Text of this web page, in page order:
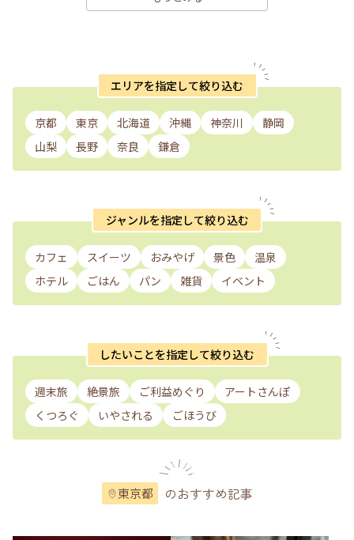
エリアを指定して絞り込む
京都 東京 北海道 沖縄 神奈川
静岡
山梨
長野 奈良 鎌倉
ジャンルを指定して絞り込む
カフェ スイーツ おみやげ 景色
温泉
ホテル
ごはん パン 雑貨 イベント
したいことを指定して絞り込む
週末旅 絶景旅 ご利益めぐり
アートさんぽ
くつろぐ
いやされる ごほうび
東京都 のおすすめ記事